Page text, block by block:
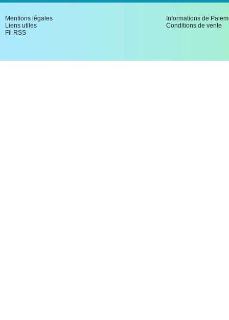
Mentions légales
Liens utiles
Fil RSS
Informations de
Conditions de vente